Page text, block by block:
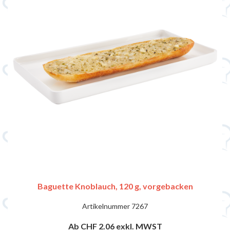
Baguette Knoblauch, 120 g, vorgebacken
Artikelnummer 7267
Ab CHF 2.06 exkl. MWST